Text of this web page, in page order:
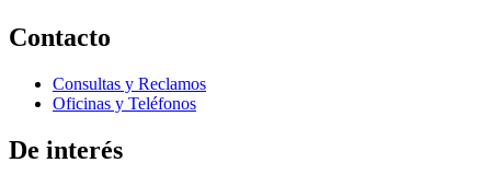
Contacto
Consultas y Reclamos
Oficinas y Teléfonos
De interés